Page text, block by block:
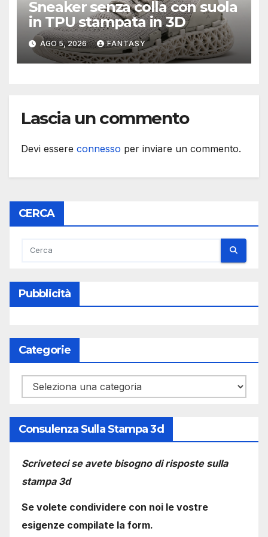
Sneaker senza colla con suola
in TPU stampata in 3D
AGO 5, 2026 FANTASY
Lascia un commento
Devi essere connesso per inviare un commento.
CERCA
Pubblicità
Categorie
Categorie
Consulenza Sulla Stampa 3d
Scriveteci se avete bisogno di risposte sulla
stampa 3d
Se volete condividere con noi le vostre
esigenze compilate la form.